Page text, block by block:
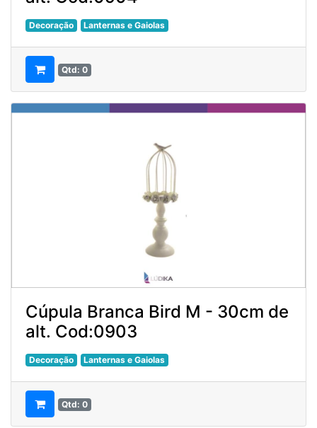
Decoração Lanternas e Gaiolas
Qtd: 0
Cúpula Branca Bird M - 30cm de
alt. Cod:0903
Decoração Lanternas e Gaiolas
Qtd: 0